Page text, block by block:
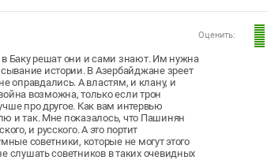
Оценить:
в Баку решат они и сами знают. Им нужна
истории. В Азербайджане зреет
оправдались. А властям, и клану, и
возможна, только если трон
про другое. Как вам интервью
и так. Мне показалось, что Пашинян
и русского. А это портит
советники, которые не могут этого
слушать советников в таких очевидных